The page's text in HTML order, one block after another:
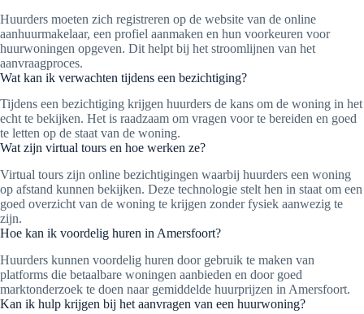
Huurders moeten zich registreren op de website van de online
aanhuurmakelaar, een profiel aanmaken en hun voorkeuren voor
huurwoningen opgeven. Dit helpt bij het stroomlijnen van het
aanvraagproces.
Wat kan ik verwachten tijdens een bezichtiging?
Tijdens een bezichtiging krijgen huurders de kans om de woning in het
echt te bekijken. Het is raadzaam om vragen voor te bereiden en goed
te letten op de staat van de woning.
Wat zijn virtual tours en hoe werken ze?
Virtual tours zijn online bezichtigingen waarbij huurders een woning
op afstand kunnen bekijken. Deze technologie stelt hen in staat om een
goed overzicht van de woning te krijgen zonder fysiek aanwezig te
zijn.
Hoe kan ik voordelig huren in Amersfoort?
Huurders kunnen voordelig huren door gebruik te maken van
platforms die betaalbare woningen aanbieden en door goed
marktonderzoek te doen naar gemiddelde huurprijzen in Amersfoort.
Kan ik hulp krijgen bij het aanvragen van een huurwoning?